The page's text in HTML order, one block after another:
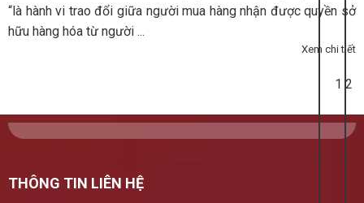
“là hành vi trao đổi giữa người mua hàng nhận được quyền sở
hữu hàng hóa từ người ...
Xem chi tiết
1 2
THÔNG TIN LIÊN HỆ